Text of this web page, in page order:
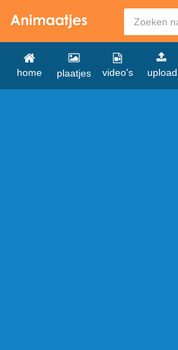
home plaatjes video's upload